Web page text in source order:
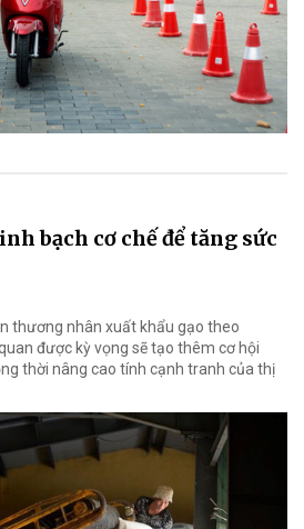
bạch cơ chế để tăng sức
thương nhân xuất khẩu gạo theo
được kỳ vọng sẽ tạo thêm cơ hội
thời nâng cao tính cạnh tranh của thị